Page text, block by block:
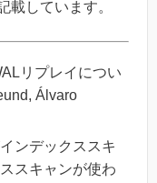
載しています。
リプレイについ
Álvaro
ンデックススキ
スキャンが使わ